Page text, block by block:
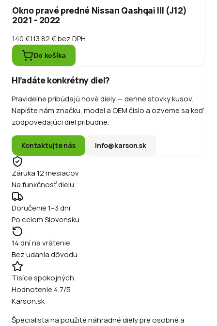
Okno pravé predné Nissan Qashqai III (J12)
2021 - 2022
140 €113.82 €bez DPH
Do košíka
Hľadáte konkrétny diel?
Pravidelne pribúdajú nové diely — denne stovky kusov.
Napíšte nám značku, model a OEM číslo a ozveme sa keď
zodpovedajúci diel pribudne.
Kontaktujte nás info@karson.sk
Záruka 12 mesiacov
Na funkčnosť dielu
Doručenie 1–3 dni
Po celom Slovensku
14 dní na vrátenie
Bez udania dôvodu
Tisíce spokojných
Hodnotenie 4.7/5
Karson.sk
Špecialista na použité náhradné diely pre osobné a